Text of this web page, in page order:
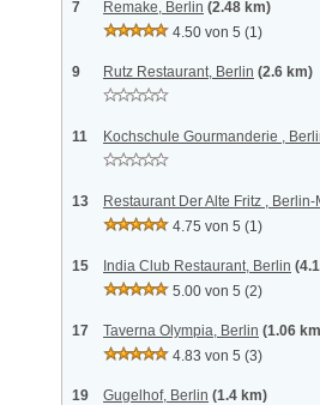
7 Remake, Berlin (2.48 km)
4.50 von 5 (1)
9 Rutz Restaurant, Berlin (2.6 km)
11 Kochschule Gourmanderie ,
13
Restaurant Der Alte Fritz , Berlin-
4.75 von 5 (1)
15 India Club Restaurant, Berlin
5.00 von 5 (2)
17 Taverna Olympia, Berlin (1.06
4.83 von 5 (3)
19 Gugelhof, Berlin (1.4 km)